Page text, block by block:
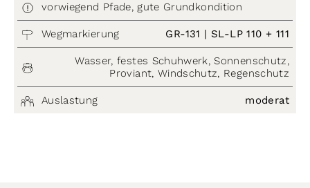
vorwiegend Pfade, gute Grundkondition
Wegmarkierung GR-131 | SL-LP 110 + 111
Wasser, festes Schuhwerk, Sonnenschutz,
Proviant, Windschutz, Regenschutz
Auslastung moderat